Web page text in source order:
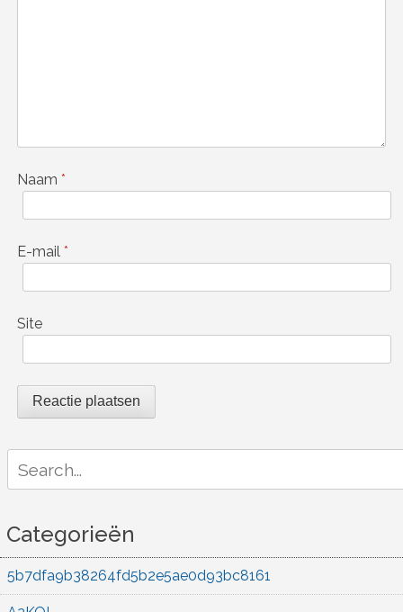
Naam *
E-mail *
Site
for:
Categorieën
5b7dfa9b38264fd5b2e5ae0d93bc8161